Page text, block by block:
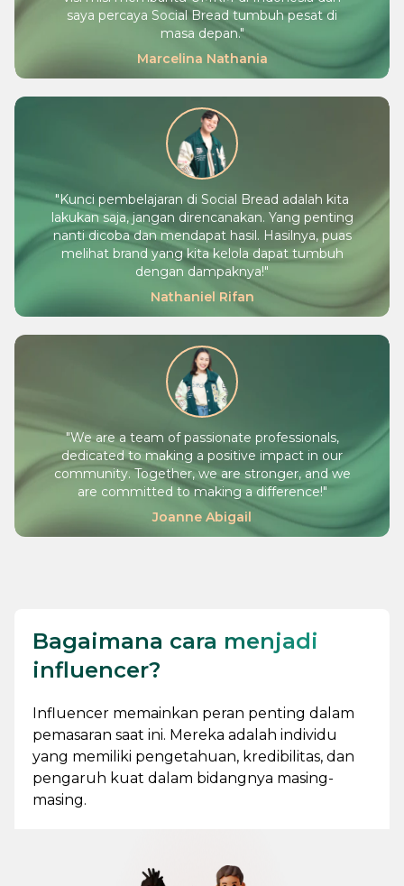
saya percaya Social Bread tumbuh pesat di
masa depan."
Marcelina Nathania
" Kunci pembelajaran di Social Bread adalah kita
lakukan saja, jangan direncanakan. Yang penting
nanti dicoba dan mendapat hasil. Hasilnya, puas
melihat brand yang kita kelola dapat tumbuh
dengan dampaknya!"
Nathaniel Rifan
"We are a team of passionate professionals,
dedicated to making a positive impact in our
community. Together, we are stronger, and we
are committed to making a difference!"
Joanne Abigail
Bagaimana cara menjadi
influencer?
Influencer memainkan peran penting dalam
pemasaran saat ini. Mereka adalah individu
yang memiliki pengetahuan, kredibilitas, dan
pengaruh kuat dalam bidangnya masing-
masing.